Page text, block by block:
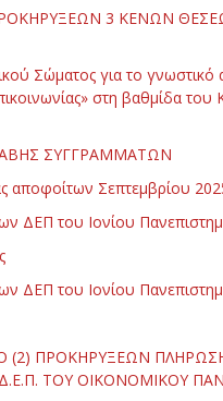
3 ΚΕΝΩΝ
Σώματος για το γνωστικό
στη βαθμίδα του
ΣΥΓΓΡΑΜΜΑΤΩΝ
αποφοίτων Σεπτεμβρίου
ΔΕΠ του Ιονίου
ΔΕΠ του Ιονίου
(2) ΠΡΟΚΗΡΥΞΕΩΝ
ΤΟΥ ΟΙΚΟΝΟΜΙΚΟΥ